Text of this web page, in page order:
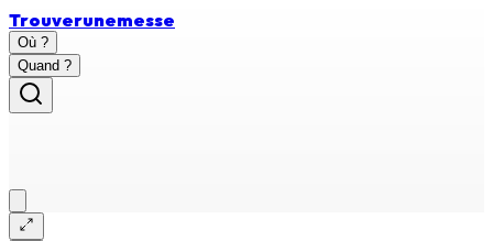
Trouverunemesse
Où ?
Quand ?